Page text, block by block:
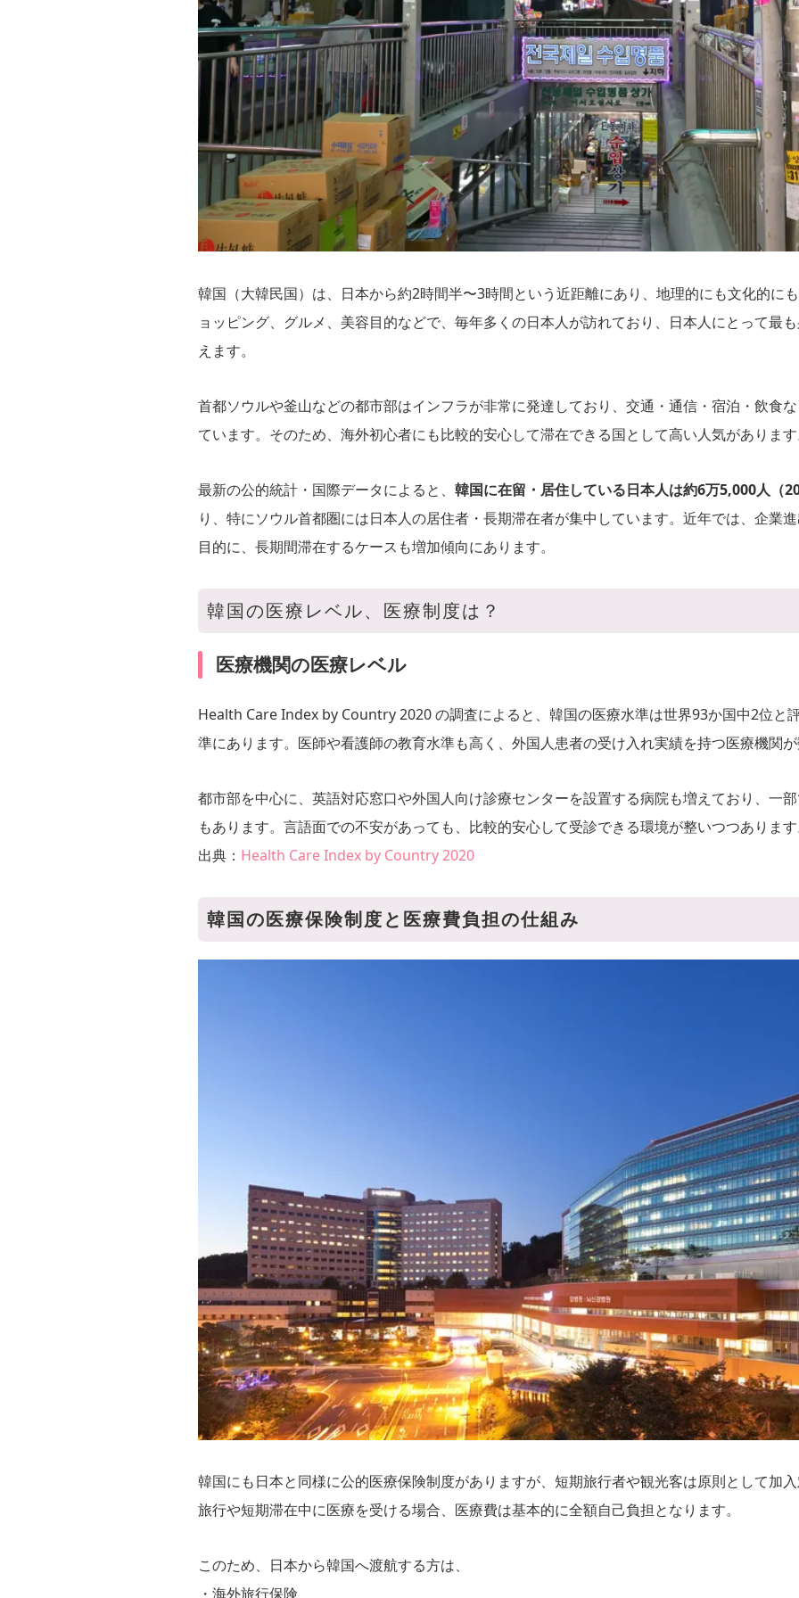
韓国（大韓民国）は、日本から約2時間半〜3時間という近距離にあり、地理的にも文化的に
ョッピング、グルメ、美容目的などで、毎年多くの日本人が訪れており、日本人にとって最
えます。
首都ソウルや釜山などの都市部はインフラが非常に発達しており、交通・通信・宿泊・飲食
ています。そのため、海外初心者にも比較的安心して滞在できる国として高い人気がありま
最新の公的統計・国際データによると、 韓国に在留・居住している日本人は約6万5,000人（
り、特にソウル首都圏には日本人の居住者・長期滞在者が集中しています。近年では、企業
目的に、長期間滞在するケースも増加傾向にあります。
韓国の医療レベル、医療制度は？
医療機関の医療レベル
Health Care Index by Country 2020 の調査によると、韓国の医療水準は世界93か国中2位と
準にあります。医師や看護師の教育水準も高く、外国人患者の受け入れ実績を持つ医療機関
都市部を中心に、英語対応窓口や外国人向け診療センターを設置する病院も増えており、一
もあります。言語面での不安があっても、比較的安心して受診できる環境が整いつつありま
出典： Health Care Index by Country 2020
韓国の医療保険制度と医療費負担の仕組み
韓国にも日本と同様に公的医療保険制度がありますが、短期旅行者や観光客は原則として加
旅行や短期滞在中に医療を受ける場合、医療費は基本的に全額自己負担となります。
このため、日本から韓国へ渡航する方は、
・海外旅行保険